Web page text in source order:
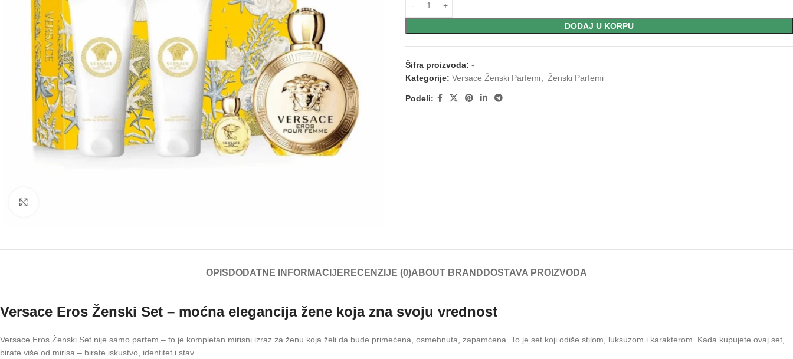
DODAJ U KORPU
Šifra proizvoda: -
Kategorije: Versace Ženski Parfemi Ženski Parfemi
Podeli:
OPIS DODATNE INFORMACIJE RECENZIJE (0)ABOUT BRAND DOSTAVA PROIZVODA
Versace Eros Ženski Set – moćna elegancija žene koja zna svoju vrednost
Versace Eros Ženski Set nije samo parfem – to je kompletan mirisni izraz za ženu koja želi da bude primećena, osmehnuta, zapamćena. To je set koji odiše stilom, luksuzom i karakterom. Kada kupujete ovaj set,
birate više od mirisa – birate iskustvo, identitet i stav.